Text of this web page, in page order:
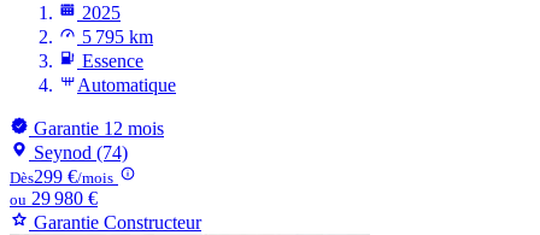
2025
5 795 km
Essence
Automatique
Garantie 12 mois
Seynod (74)
Dès299 €/mois
ou 29 980 €
Garantie Constructeur